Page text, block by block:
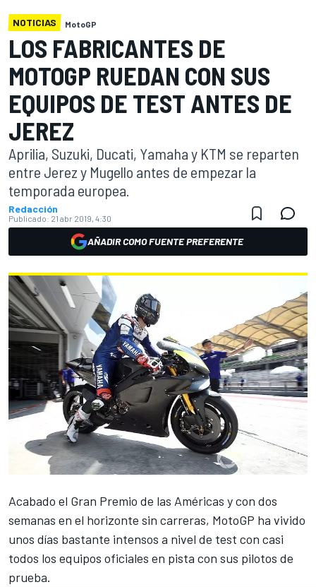
NOTICIAS MotoGP
LOS FABRICANTES DE
MOTOGP RUEDAN CON SUS
EQUIPOS DE TEST ANTES DE
JEREZ
Aprilia, Suzuki, Ducati, Yamaha y KTM se reparten
entre Jerez y Mugello antes de empezar la
temporada europea.
Redacción
Publicado: 21 abr 2019, 4:30
AÑADIR COMO FUENTE PREFERENTE
Acabado el Gran Premio de las Américas y con dos
semanas en el horizonte sin carreras, MotoGP ha vivido
unos días bastante intensos a nivel de test con casi
todos los equipos oficiales en pista con sus pilotos de
prueba.